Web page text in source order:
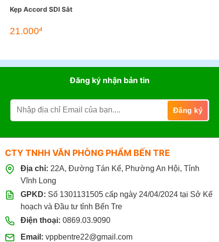
Kẹp Accord SDI Sắt
21.000đ
Đăng ký nhận bản tin
CTY TNHH VĂN PHÒNG PHẨM BẾN TRE
Địa chỉ: 22A, Đường Tán Kế, Phường An Hội, Tỉnh
Vĩnh Long
GPKD: Số 1301131505 cấp ngày 24/04/2024 tại Sở Kế
hoạch và Đầu tư tỉnh Bến Tre
Điện thoại: 0869.03.9090
Email: vppbentre22@gmail.com